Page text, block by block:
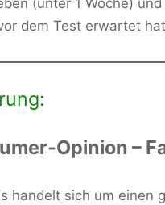
(unter 1 Woche)
dem Test erwartet
Opinion –
handelt sich um einen